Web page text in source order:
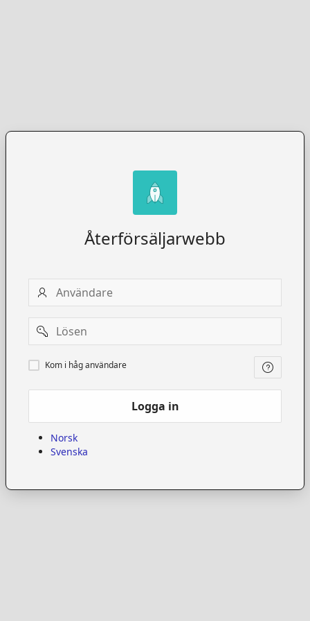
Återförsäljarwebb
Användare
Password
Kom
i
Kom i håg användare
Logga in
Norsk
Svenska